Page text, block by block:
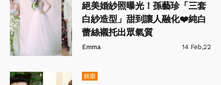
絕美婚紗照曝光！孫藝珍「三套
白紗造型」甜到讓人融化❤️純白
蕾絲襯托出眾氣質
Emma 14 Feb,22
娛樂